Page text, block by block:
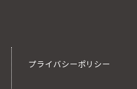
プライバシーポリシー